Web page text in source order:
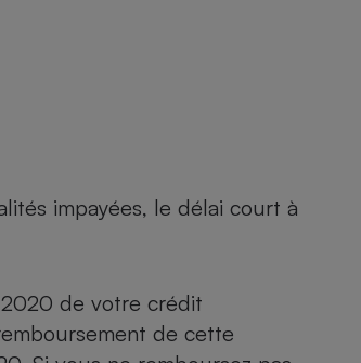
impayées, le délai court à
de votre crédit
de cette